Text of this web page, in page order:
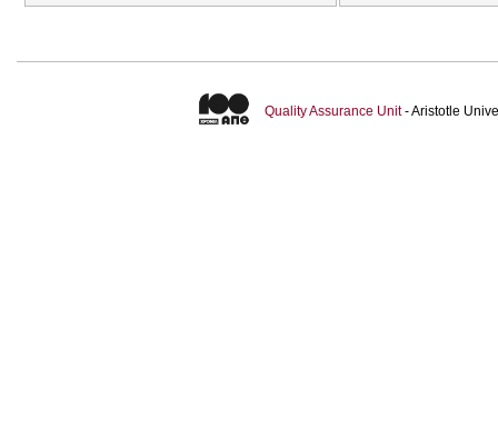
Quality Assurance Unit- Aristotle